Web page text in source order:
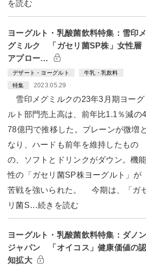
を読む
ヨーグルト・乳酸菌飲料特集：雪印メ
グミルク 「ガセリ菌SP株」女性層
アプロー…
デザート・ヨーグルト 牛乳・乳飲料
特集 2023.05.29
雪印メグミルクの23年3月期ヨーグ
ルト部門売上高は、前年比1.1％減の4
78億円で推移した。プレーンが微増と
なり、ハードも前年を維持したもの
の、ソフトとドリンクがダウン。機能
性の「ガセリ菌SP株ヨーグルト」が
苦戦を強いられた。 今期は、「ガ
リ菌S…続きを読む
ヨーグルト・乳酸菌飲料特集：ダノン
ジャパン 「オイコス」健康価値の認
知拡大